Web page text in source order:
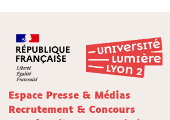
Espace Presse & Médias
Recrutement & Concours